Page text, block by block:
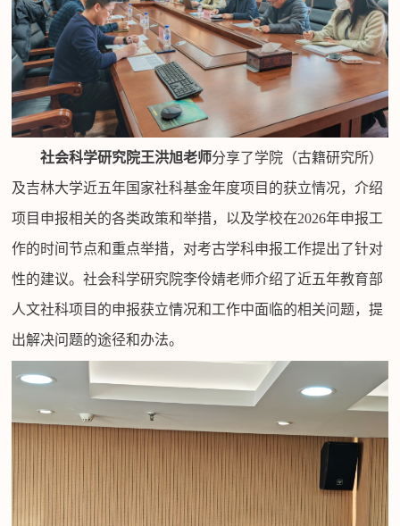
社会科学研究院王洪旭老师分享了学院（古籍研究所）
及吉林大学近五年国家社科基金年度项目的获立情况，介绍
项目申报相关的各类政策和举措，以及学校在2026年申报工
作的时间节点和重点举措，对考古学科申报工作提出了针对
性的建议。社会科学研究院李伶婧老师介绍了近五年教育部
人文社科项目的申报获立情况和工作中面临的相关问题，提
出解决问题的途径和办法。